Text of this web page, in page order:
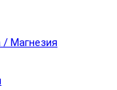
Магнезия